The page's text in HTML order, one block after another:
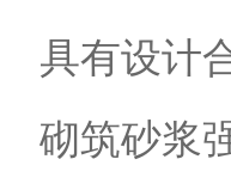
具有设计
砌筑砂浆